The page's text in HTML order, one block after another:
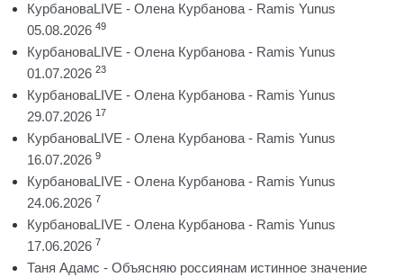
КурбановаLIVE - Олена Курбанова - Ramis Yunus
05.08.2026 49
КурбановаLIVE - Олена Курбанова - Ramis Yunus
01.07.2026 23
КурбановаLIVE - Олена Курбанова - Ramis Yunus
29.07.2026 17
КурбановаLIVE - Олена Курбанова - Ramis Yunus
16.07.2026 9
КурбановаLIVE - Олена Курбанова - Ramis Yunus
24.06.2026 7
КурбановаLIVE - Олена Курбанова - Ramis Yunus
17.06.2026 7
Таня Адамс - Объясняю россиянам истинное значение